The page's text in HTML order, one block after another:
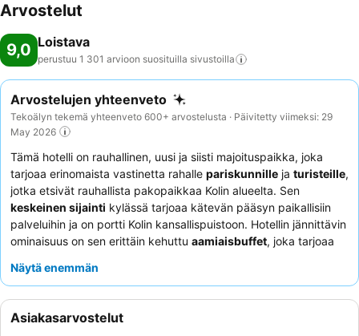
Arvostelut
9,0 Loistava
perustuu 1 301 arvioon suosituilla sivustoilla
Arvostelujen yhteenveto
Tekoälyn tekemä yhteenveto 600+ arvostelusta · Päivitetty viimeksi: 29
May 2026
Tämä hotelli on rauhallinen, uusi ja siisti majoituspaikka, joka
tarjoaa erinomaista vastinetta rahalle pariskunnille ja turisteille,
jotka etsivät rauhallista pakopaikkaa Kolin alueelta. Sen
keskeinen sijainti kylässä tarjoaa kätevän pääsyn paikallisiin
palveluihin ja on portti Kolin kansallispuistoon. Hotellin jännittävin
ominaisuus on sen erittäin kehuttu aamiaisbuffet, joka tarjoaa
Asiakkaat kehuvat jatkuvasti
ruokaa. Parhaan kokemuksen saamiseksi harkitse huoneen
varaamista kuivauskaapilla
Näytä enemmän
Asiakasarvostelut